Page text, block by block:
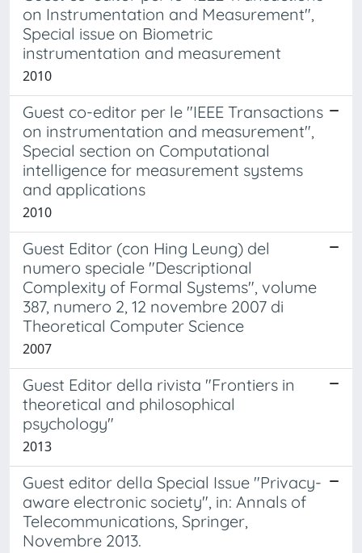
on Instrumentation and Measurement",
Special issue on Biometric
instrumentation and measurement
2010
Guest co-editor per le "IEEE Transactions
on instrumentation and measurement",
Special section on Computational
intelligence for measurement systems
and applications
2010
Guest Editor (con Hing Leung) del
numero speciale "Descriptional
Complexity of Formal Systems", volume
387, numero 2, 12 novembre 2007 di
Theoretical Computer Science
2007
Guest Editor della rivista "Frontiers in
theoretical and philosophical
psychology"
2013
Guest editor della Special Issue "Privacy-
aware electronic society", in: Annals of
Telecommunications, Springer,
Novembre 2013.